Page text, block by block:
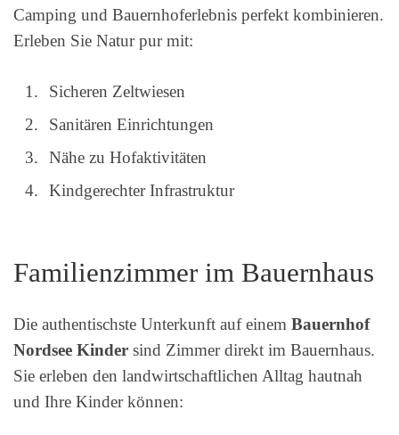
Camping und Bauernhoferlebnis perfekt kombinieren.
Erleben Sie Natur pur mit:
Sicheren Zeltwiesen
Sanitären Einrichtungen
Nähe zu Hofaktivitäten
Kindgerechter Infrastruktur
Familienzimmer im Bauernhaus
Die authentischste Unterkunft auf einem Bauernhof
Nordsee Kinder sind Zimmer direkt im Bauernhaus.
Sie erleben den landwirtschaftlichen Alltag hautnah
und Ihre Kinder können: